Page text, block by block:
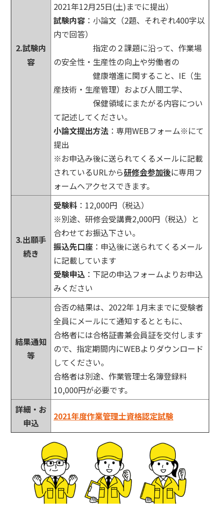
2.試験内
容
2021年12月25日(土)までに提出）
試験内容 ：小論文（2題、それぞれ400字以
内で回答）
指定の２課題に沿って、作業場
の安全性・生産性の向上や労働者の
健康増進に関すること、IE（生
産技術・生産管理）および人間工学、
保健領域にまたがる内容につい
て記述してください。
小論文提出方法 ：専用WEBフォーム※にて
提出
※お申込み後に送られてくるメールに記載
されているURLから研修会参加後に専用フ
ォームへアクセスできます。
3.出願手
続き
受験料 ：12,000円（税込）
※別途、研修会受講費2,000円（税込）と
合わせてお振込下さい。
振込先口座 ：申込後に送られてくるメール
に記載しています
受験申込 ：下記の申込フォームよりお申込
みください
結果通知
等
合否の結果は、2022年 1月末までに受験者
全員にメールにて通知するとともに、
合格者には合格証書兼会員証を交付します
ので、指定期間内にWEBよりダウンロード
してください。
合格者は別途、作業管理士名簿登録料
10,000円が必要です。
詳細・お
申込
2021年度作業管理士資格認定試験